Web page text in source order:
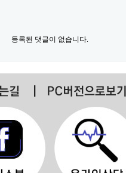
등록된 댓글이 없습니다.